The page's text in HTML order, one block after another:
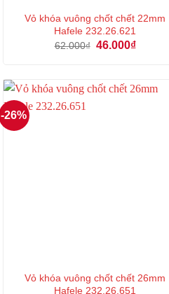
Vỏ khóa vuông chốt chết 22mm
Hafele 232.26.621
62.000₫ Giá
46.000₫Giá
46.000₫.
-26%
Vỏ khóa vuông chốt chết 26mm
Hafele 232.26.651